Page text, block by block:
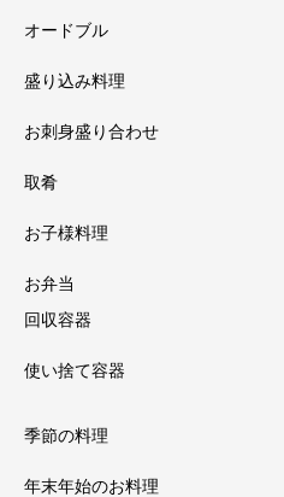
オードブル
盛り込み料理
お刺身盛り合わせ
取肴
お子様料理
お弁当
回収容器
使い捨て容器
季節の料理
年末年始のお料理